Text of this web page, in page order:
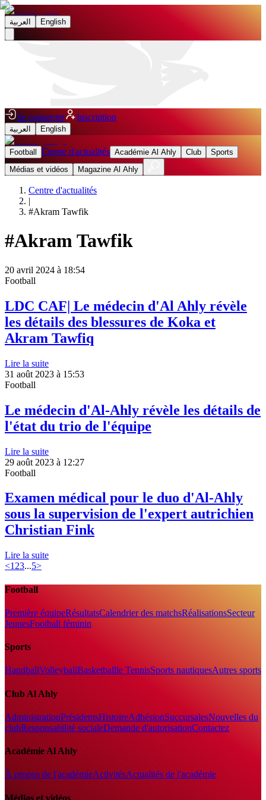
العربية English
Se connecter Inscription
العربية English
Football Centre d'actualités Académie Al Ahly Club
Sports
Médias et vidéos
Magazine Al Ahly
Centre d'actualités
|
#Akram Tawfik
#Akram Tawfik
20 avril 2024 à 18:54
Football
LDC CAF| Le médecin d'Al Ahly révèle
les détails des blessures de Koka et
Akram Tawfiq
Lire la suite
31 août 2023 à 15:53
Football
Le médecin d'Al-Ahly révèle les détails de
l'état du trio de l'équipe
Lire la suite
29 août 2023 à 12:27
Football
Examen médical pour le duo d'Al-Ahly
sous la supervision de l'expert autrichien
Christian Fink
Lire la suite
<1 23...5>
Football
Première équipeRésultatsCalendrier des matchsRéalisationsSecteur
JeunesFootball féminin
Sports
HandballVolleyballBasketballle TennisSports nautiquesAutres sports
Club Al Ahly
AdministrationPrésidentsHistoireAdhésionSuccursalesNouvelles du
clubResponsabilité socialeDemande d'autorisationContactez
Académie Al Ahly
À propos de l'académieActivitésActualités de l'académie
Médias et vidéos